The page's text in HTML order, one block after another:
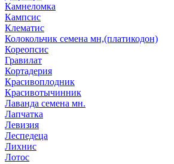
Камнеломка
Кампсис
Клематис
Колокольчик семена мн,(платикодон)
Кореопсис
Гравилат
Кортадерия
Красивоплодник
Красивотычинник
Лаванда семена мн.
Лапчатка
Левизия
Леспедеца
Лихнис
Лотос